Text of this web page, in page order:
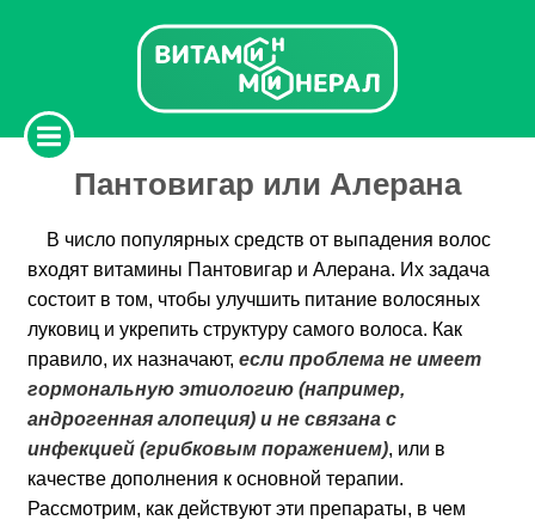
Пантовигар или Алерана
В число популярных средств от выпадения волос
входят витамины Пантовигар и Алерана. Их задача
состоит в том, чтобы улучшить питание волосяных
луковиц и укрепить структуру самого волоса. Как
правило, их назначают,если проблема не имеет
гормональную этиологию (например,
андрогенная алопеция) и не связана с
инфекцией (грибковым поражением), или в
качестве дополнения к основной терапии.
Рассмотрим, как действуют эти препараты, в чем